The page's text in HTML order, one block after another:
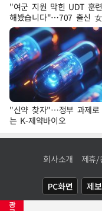
광
"여군 지원 막힌 UDT 훈
해봤습니다"…707 출신
'완벽 소화'
"신약 찾자"…정부 과제로
는 K-제약바이오
회사소개 제휴/
PC화면 제